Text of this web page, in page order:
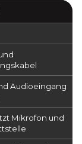
Audioeingang
Mikrofon und